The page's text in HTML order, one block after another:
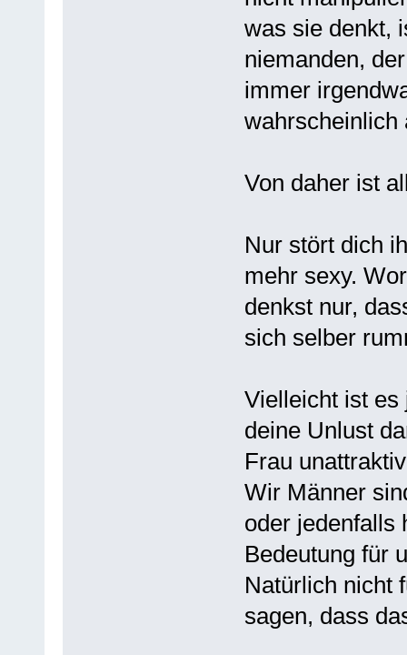
was sie denkt,
niemanden,
immer
wahrscheinlich
Von daher ist
Nur stört dich
mehr sexy.
denkst nur,
sich selber
Vielleicht ist
deine Unlust
Frau
Wir Männer
oder jedenfalls
Bedeutung für
Natürlich nicht
sagen, dass